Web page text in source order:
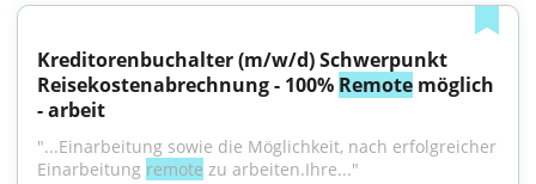
Kreditorenbuchalter (m/w/d) Schwerpunkt
Reisekostenabrechnung - 100% Remote möglich
- arbeit
"...Einarbeitung sowie die Möglichkeit, nach erfolgreicher
Einarbeitung remote zu arbeiten.Ihre..."